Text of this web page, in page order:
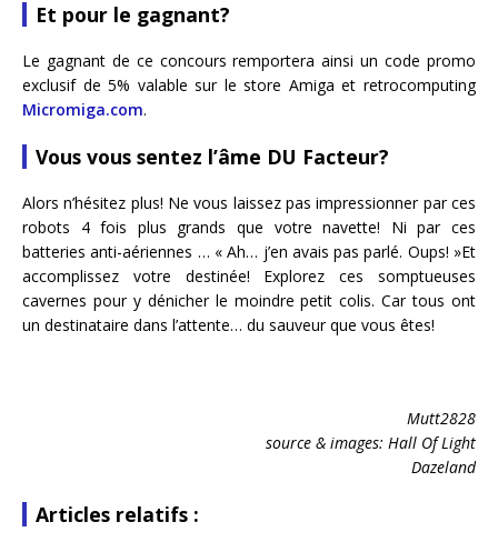
Et pour le gagnant?
Le gagnant de ce concours remportera ainsi un code promo
exclusif de 5% valable sur le store Amiga et retrocomputing
Micromiga.com.
Vous vous sentez l’âme DU Facteur?
Alors n’hésitez plus! Ne vous laissez pas impressionner par ces
robots 4 fois plus grands que votre navette! Ni par ces
batteries anti-aériennes … « Ah… j’en avais pas parlé. Oups! »Et
accomplissez votre destinée! Explorez ces somptueuses
cavernes pour y dénicher le moindre petit colis. Car tous ont
un destinataire dans l’attente… du sauveur que vous êtes!
Mutt2828
source & images: Hall Of Light
Dazeland
Articles relatifs :